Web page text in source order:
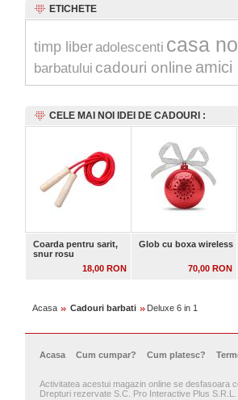
ETICHETE
timp liber adolescenti casa
barbatului cadouri online amici
CELE MAI NOI IDEI DE CADOURI :
Coarda pentru sarit,
snur rosu
18,00 RON
Glob cu boxa wireless
70,00 RON
Acasa Cadouri barbati Deluxe 6 in 1
Acasa Cum cumpar? Cum platesc?
Activitatea acestui magazin online se desfasoara
Drepturi rezervate S.C. Pro Interactive Plus